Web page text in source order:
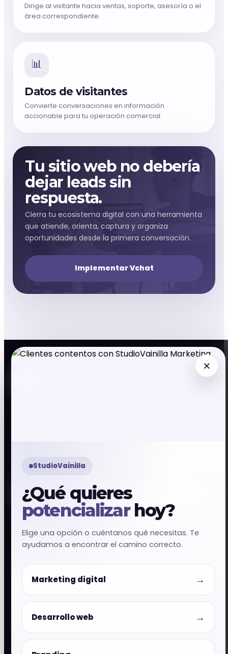
Dirige al visitante hacia ventas, soporte, asesoría o el
área correspondiente.
📊
Datos de visitantes
Convierte conversaciones en información
accionable para tu operación comercial.
Tu sitio web no debería
dejar leads sin
respuesta.
Cierra tu ecosistema digital con una herramienta
que atiende, orienta, captura y organiza
oportunidades desde la primera conversación.
Implementar Vchat
×
StudioVainilla
¿Qué quieres
potencializarhoy?
Elige una opción o cuéntanos qué necesitas. Te
ayudamos a encontrar el camino correcto.
Marketing digital →
Desarrollo web →
Agendar asesoría
WhatsApp
Marketing Digital
Branding
Desarrollo Web
Servicios Web
monday.com & Sistemas